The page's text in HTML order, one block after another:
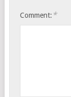
Comment: *